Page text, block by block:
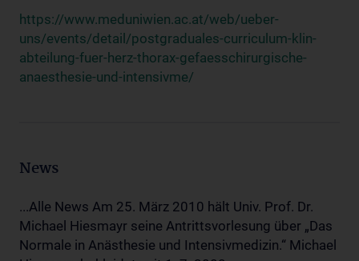
https://www.meduniwien.ac.at/web/ueber-
uns/events/detail/postgraduales-curriculum-klin-
abteilung-fuer-herz-thorax-gefaesschirurgische-
anaesthesie-und-intensivme/
News
...Alle News Am 25. März 2010 hält Univ. Prof. Dr.
Michael Hiesmayr seine Antrittsvorlesung über „Das
Normale in Anästhesie und Intensivmedizin.“ Michael